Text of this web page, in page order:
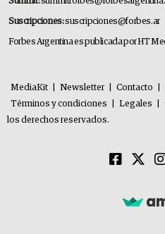
Suscripciones:suscripciones@forbes.ar
Forbes Argentina es publicada por HT
MediaKit Newsletter Contacto
Términos y condiciones
Legales
los derechos reservados.